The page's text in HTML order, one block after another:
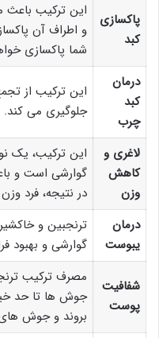
پاکسازی
کبد
این ترکیب باعث
و اطراف آن
شما پاکسازی
درمان
کبد
چرب
این ترکیب از
جلوگیری می کند.
لاغری و
کاهش
وزن
این ترکیب، یک
گوارشی است و
در نتیجه، فرد
درمان
یبوست
ترنجبین و
گوارشی و بهبود
شفافیت
پوست
مصرف ترکیب
جوش ها تا حد
بروند و جوش